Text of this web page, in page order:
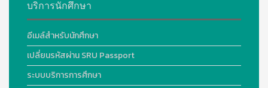
บริการนักศึกษา
อีเมล์สำหรับนักศึกษา
เปลี่ยนรหัสผ่าน SRU Passport
ระบบบริการการศึกษา